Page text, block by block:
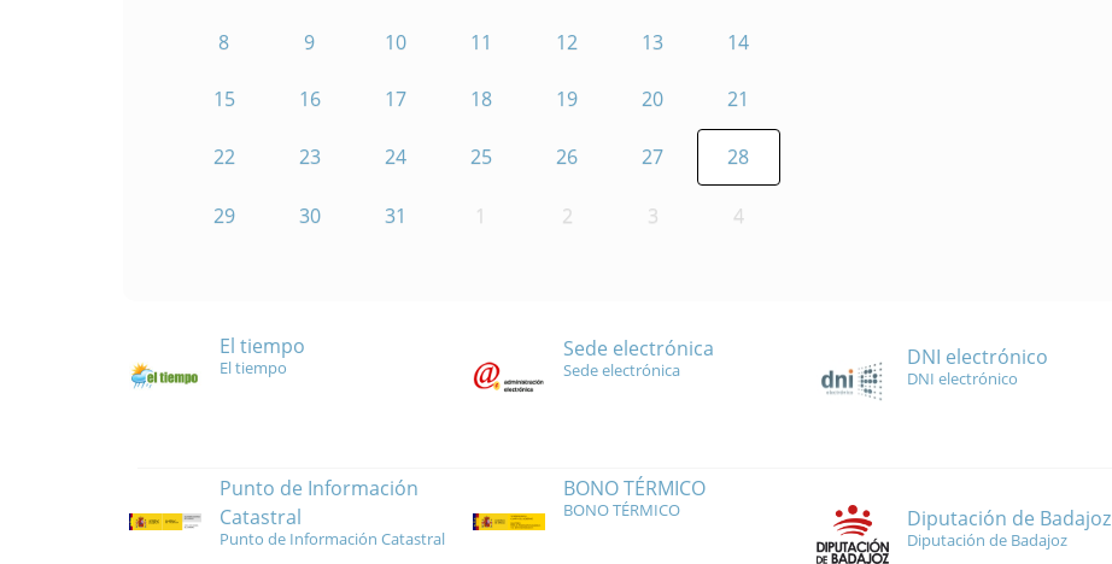
8 9 10 11 12 13 14
15 16 17 18 19 20 21
22 23 24 25 26 27 28
29 30 31 1 2 3 4
El tiempo
El tiempo
Sede electrónica
Sede electrónica DNI electrónico
DNI electrónico
Punto de Información
Catastral
Punto de Información Catastral
BONO TÉRMICO
BONO TÉRMICO Diputación de Badajoz
Diputación de Badajoz